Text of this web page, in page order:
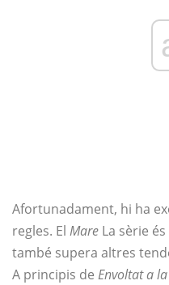
Afortunadament, hi ha
regles. El Mare La sèrie
també supera altres
A principis de Envoltat a